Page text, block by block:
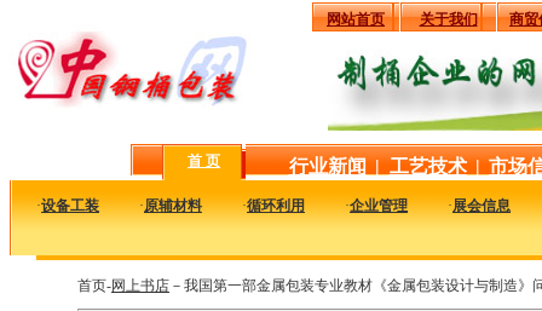
网站首页 关于我们 商贸
首 页 行业新闻 | 工艺技术 | 市场
·设备工装 ·原辅材料 ·循环利用 ·企业管理 ·展会信息
首页-网上书店 －我国第一部金属包装专业教材《金属包装设计与制造》